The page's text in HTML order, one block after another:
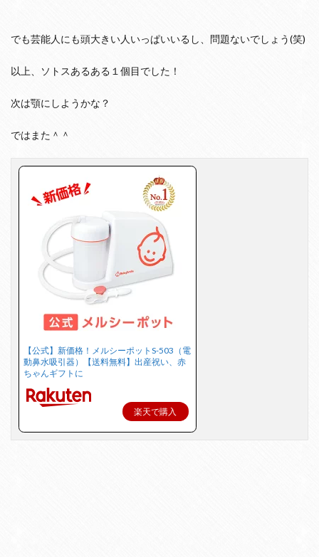
でも芸能人にも頭大きい人いっぱいいるし、問題ないでしょう(笑)
以上、ソトスあるある１個目でした！
次は顎にしようかな？
ではまた＾＾
【公式】新価格！メルシーポットS-503（電
動鼻水吸引器）【送料無料】出産祝い、赤
ちゃんギフトに
楽天で購入